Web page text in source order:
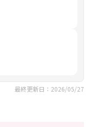
最終更新日：2026/05/27